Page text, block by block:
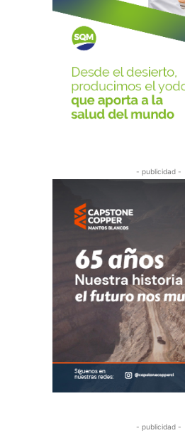
- publicidad -
- publicidad -